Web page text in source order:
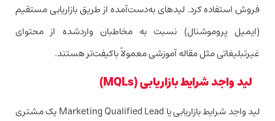
فروش استفاده کرد. لیدهای به‌دست‌آمده از طریق بازاریابی مستقیم
(ایمیل پروموشنال) نسبت به‌ مخاطبان واردشده از محتوای
غیرتبلیغاتی مثل مقاله آموزشی معمولاً باکیفت‌تر هستند.
لید واجد شرایط بازاریابی (MQLs)
لید واجد شرایط بازاریابی یا Marketing Qualified Lead یک مشتری